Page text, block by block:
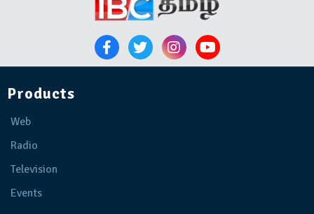
Products
Web
Radio
Television
Events